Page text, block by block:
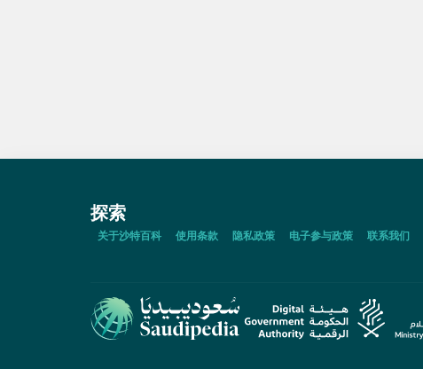
探索
关于沙特百科 使用条款 隐私政策 电子参与政策 联系我们